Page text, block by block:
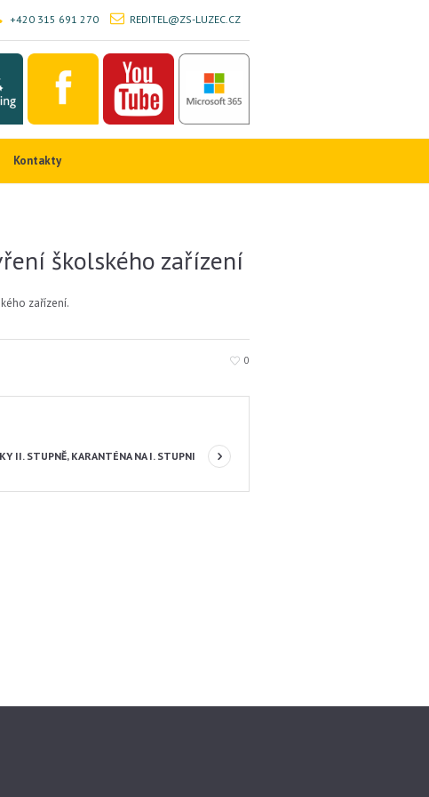
REDITEL@ZS-LUZEC.CZ
+420 315 691 270
Kontakty
školského zařízení
zařízení.
0
II. STUPNĚ, KARANTÉNA NA I. STUPNI